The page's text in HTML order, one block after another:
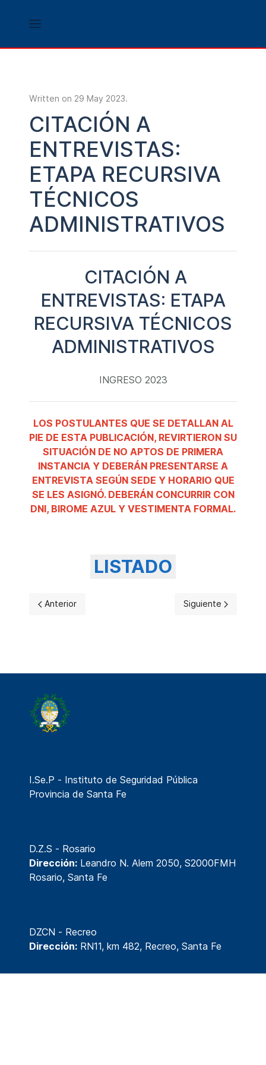
Written on 29 May 2023.
CITACIÓN A
ENTREVISTAS:
ETAPA RECURSIVA
TÉCNICOS
ADMINISTRATIVOS
CITACIÓN A
ENTREVISTAS: ETAPA
RECURSIVA TÉCNICOS
ADMINISTRATIVOS
INGRESO 2023
LOS POSTULANTES QUE SE DETALLAN AL
PIE DE ESTA PUBLICACIÓN, REVIRTIERON SU
SITUACIÓN DE NO APTOS DE PRIMERA
INSTANCIA Y DEBERÁN PRESENTARSE A
ENTREVISTA SEGÚN SEDE Y HORARIO QUE
SE LES ASIGNÓ. DEBERÁN CONCURRIR CON
DNI, BIROME AZUL Y VESTIMENTA FORMAL.
LISTADO
Artículo anterior: RATIFICACIÓN NO APTO MEDICO DE
Anterior Artículo siguiente:
Siguiente
I.Se.P - Instituto de Seguridad Pública
Provincia de Santa Fe
D.Z.S - Rosario
Dirección: Leandro N. Alem 2050, S2000FMH
Rosario, Santa Fe
DZCN - Recreo
Dirección: RN11, km 482, Recreo, Santa Fe